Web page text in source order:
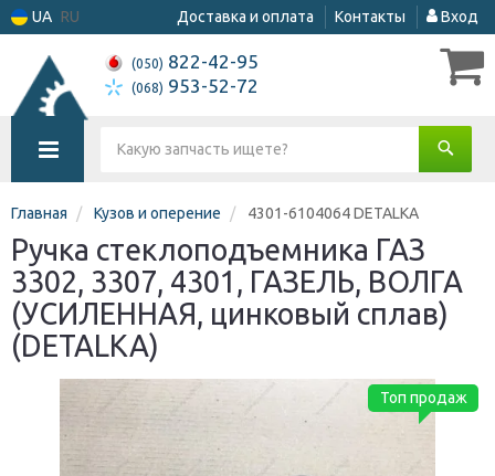
UA RU Доставка и оплата Контакты Вход
(050) 822-42-95
(068) 953-52-72
Главная Кузов и оперение 4301-6104064 DETALKA
Ручка стеклоподъемника ГАЗ
3302, 3307, 4301, ГАЗЕЛЬ, ВОЛГА
(УСИЛЕННАЯ, цинковый сплав)
(DETALKA)
Топ продаж